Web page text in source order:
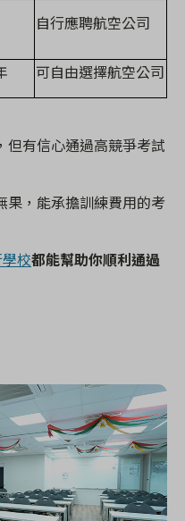
自行應聘航空公司
可自由選擇航空公司
但有信心通過高競爭考試
果，能承擔訓練費用的考
校都能幫助你順利通過